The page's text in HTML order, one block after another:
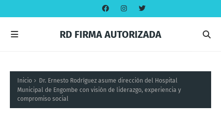
RD FIRMA AUTORIZADA
Inicio
Dr. Ernesto Rodríguez asume dirección del Hospital
Municipal de Engombe con visión de liderazgo, experiencia y
compromiso social